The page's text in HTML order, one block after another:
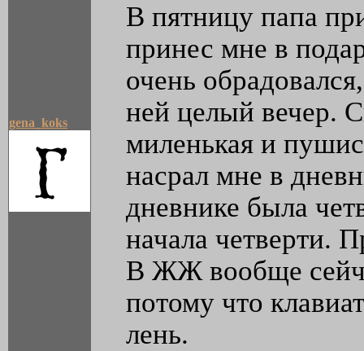
gena_koks
В пятницу папа
принес мне в
очень
ней целый вечер.
миленькая и
насрал мне в
дневнике была
начала четверти.
В ЖЖ вообще
потому что
лень.